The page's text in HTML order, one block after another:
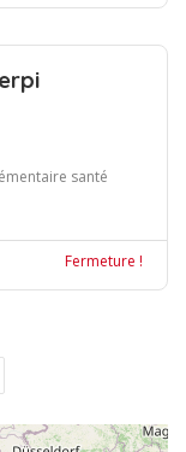
santé
Fermeture !